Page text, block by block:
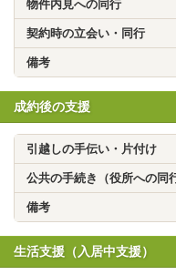
物件内見への同行
契約時の立会い・同行
備考
成約後の支援
引越しの手伝い・片付け
公共の手続き（役所への同
備考
生活支援（入居中支援）